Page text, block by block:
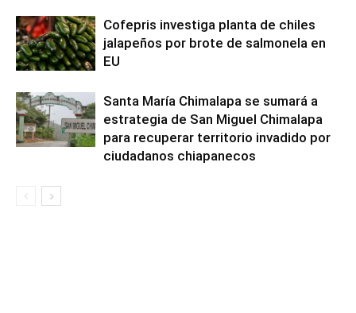
Cofepris investiga planta de chiles
jalapeños por brote de salmonela en
EU
Santa María Chimalapa se sumará a
estrategia de San Miguel Chimalapa
para recuperar territorio invadido por
ciudadanos chiapanecos